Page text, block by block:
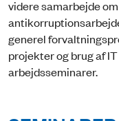
videre samarbejde
generel
projekter og brug af
arbejdsseminarer.